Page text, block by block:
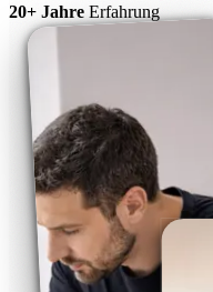
20+ Jahre Erfahrung